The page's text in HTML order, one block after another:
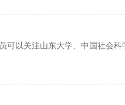
可以关注山东大学、中国社会科